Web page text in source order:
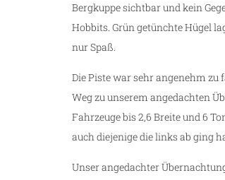
Bergkuppe sichtbar und kein
Hobbits. Grün getünchte Hügel
nur Spaß.
Die Piste war sehr angenehm zu
Weg zu unserem angedachten
Fahrzeuge bis 2,6 Breite und 6
auch diejenige die links ab ging
Unser angedachter